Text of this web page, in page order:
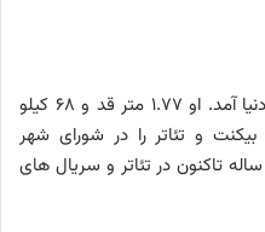
آتاکان در سال ۱۹۹۸ در استانبول به دنیا آمد. او ۱.۷۷ متر قد و ۶۸ کیلو
بیکنت و تئاتر را در شورای شهر
شهرداری مالتپه خواند. این بازیگر ۲۶ ساله تاکنون در تئاتر و سریال های